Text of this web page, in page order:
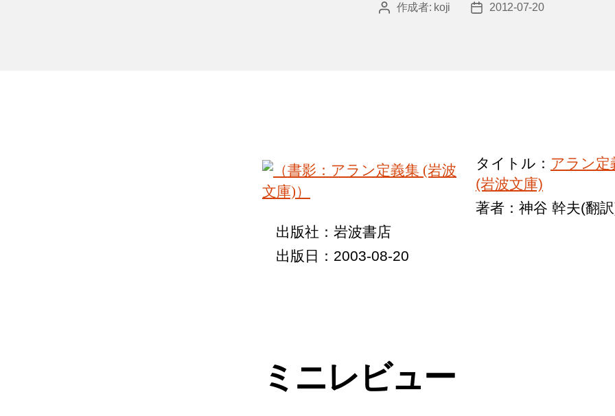
投 作成者: koji
投
2012-07-20
タイトル： アラン定
(岩波文庫)
著者：神谷 幹夫(翻
出版社：岩波書店
出版日：2003-08-20
ミニレビュー